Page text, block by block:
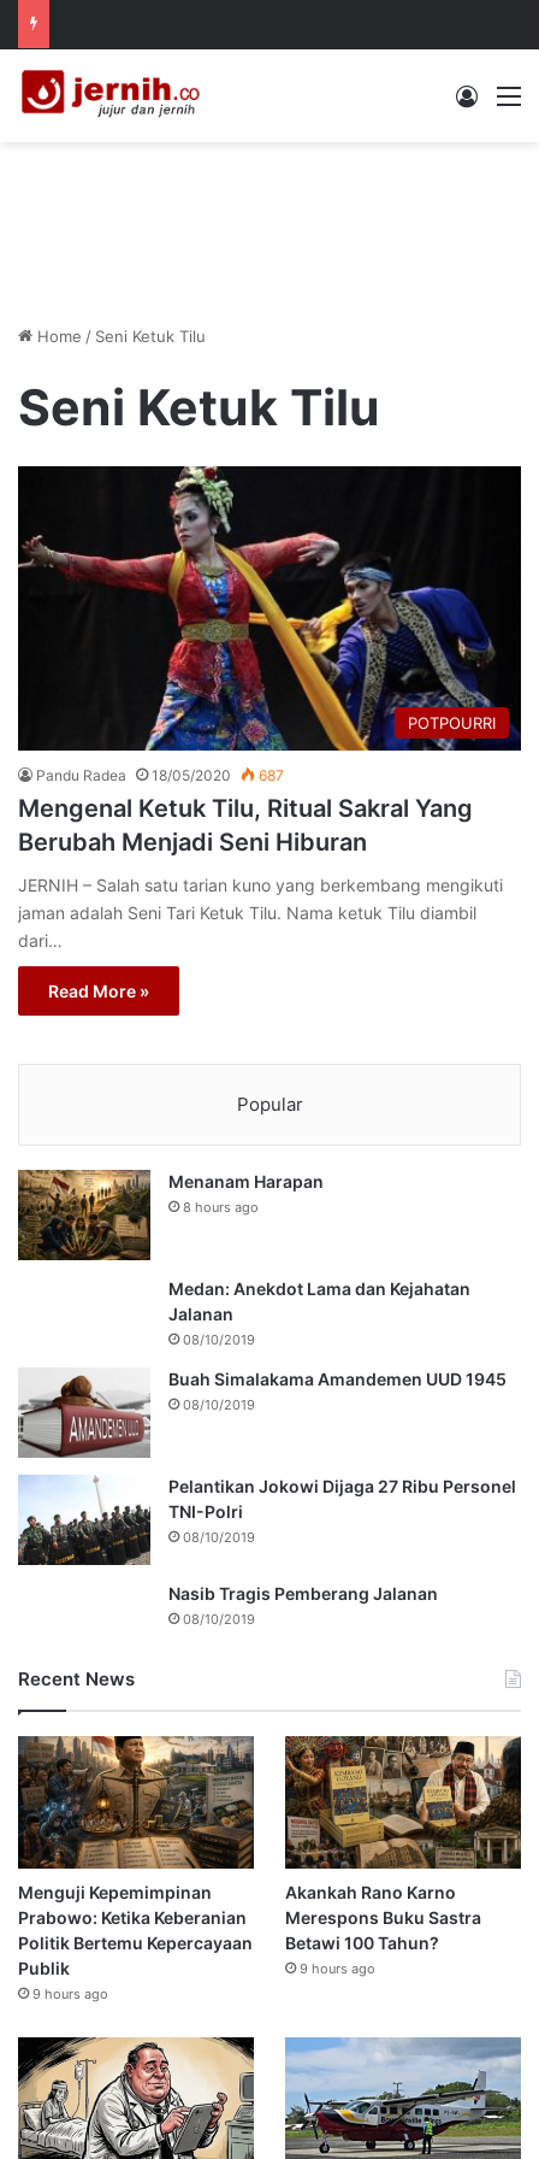
Log In
Home / Seni Ketuk Tilu
Seni Ketuk Tilu
POTPOURRI
Pandu Radea 18/05/2020 687
Mengenal Ketuk Tilu, Ritual Sakral Yang
Berubah Menjadi Seni Hiburan
JERNIH – Salah satu tarian kuno yang berkembang mengikuti
jaman adalah Seni Tari Ketuk Tilu. Nama ketuk Tilu diambil
dari…
Read More »
Popular
Menanam Harapan
8 hours ago
Medan: Anekdot Lama dan Kejahatan
Jalanan
08/10/2019
Buah Simalakama Amandemen UUD 1945
08/10/2019
Pelantikan Jokowi Dijaga 27 Ribu Personel
TNI-Polri
08/10/2019
Nasib Tragis Pemberang Jalanan
08/10/2019
Recent News
Menguji Kepemimpinan
Prabowo: Ketika Keberanian
Politik Bertemu Kepercayaan
Publik
9 hours ago
Akankah Rano Karno
Merespons Buku Sastra
Betawi 100 Tahun?
9 hours ago